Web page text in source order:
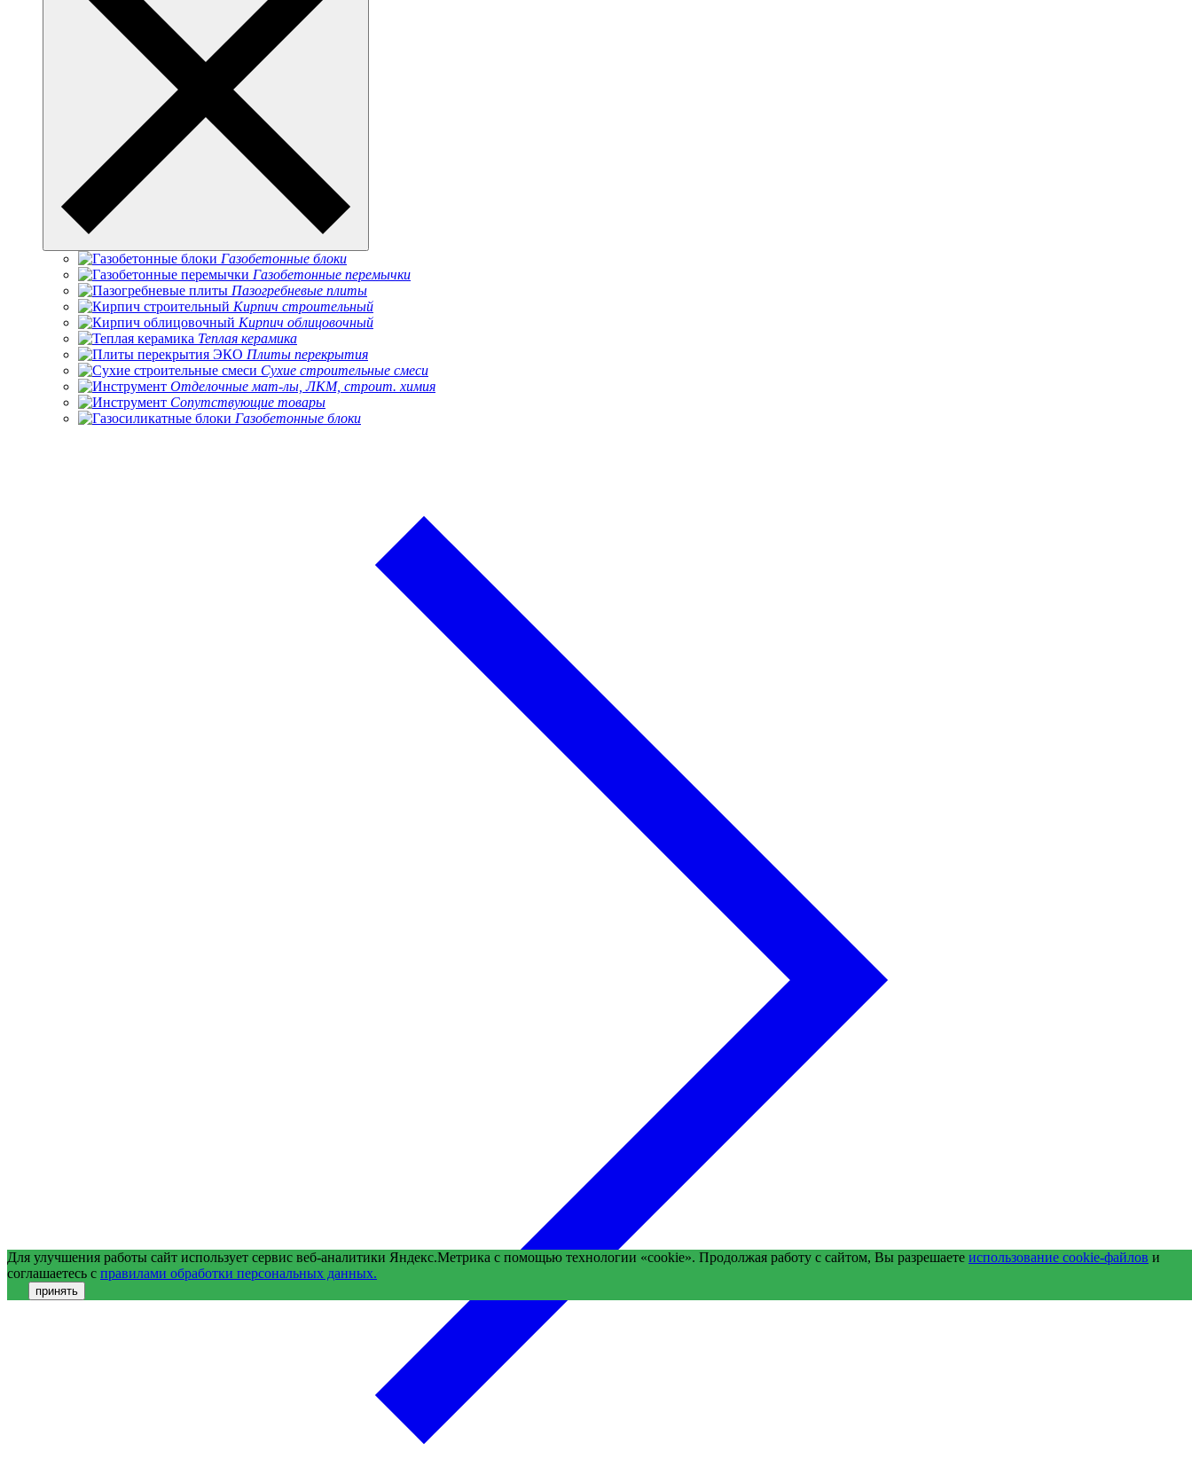
Газобетонные блоки
Газобетонные перемычки
Пазогребневые плиты
Кирпич строительный
Кирпич облицовочный
Теплая керамика
Плиты перекрытия
Сухие строительные смеси
Отделочные мат-лы, ЛКМ, строит. химия
Сопутствующие товары
Газобетонные блоки
Для улучшения работы сайт использует сервис веб-аналитики Яндекс.Метрика с помощью технологии «cookie». Продолжая работу с сайтом, Вы разрешаете использование cookie-файлов и
соглашаетесь с правилами обработки персональных данных.
принять